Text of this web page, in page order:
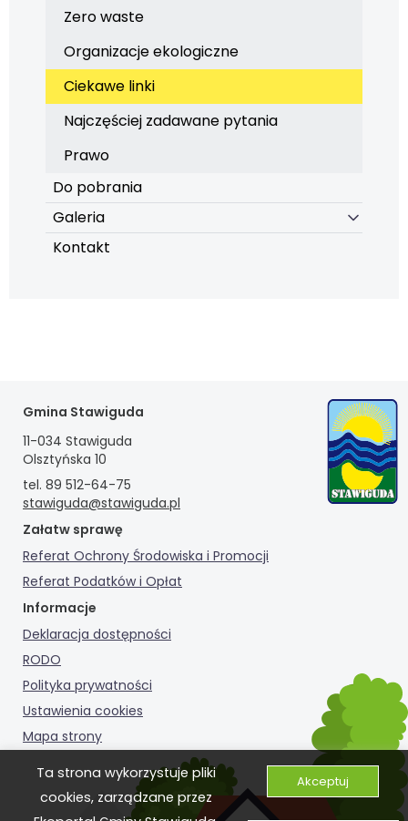
Zero waste
Organizacje ekologiczne
Ciekawe linki
Najczęściej zadawane pytania
Prawo
Do pobrania
Galeria
Kontakt
Gmina Stawiguda
11-034 Stawiguda
Olsztyńska 10
tel. 89 512-64-75
stawiguda@stawiguda.pl
Załatw sprawę
Referat Ochrony Środowiska i Promocji
Referat Podatków i Opłat
Informacje
Deklaracja dostępności
RODO
Polityka prywatności
Ustawienia cookies
Mapa strony
Ta strona wykorzystuje pliki
cookies, zarządzane przez
Akceptuj